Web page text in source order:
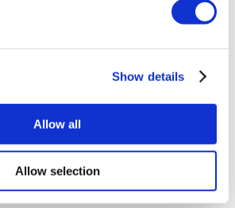
Show details
Allow all
Allow selection